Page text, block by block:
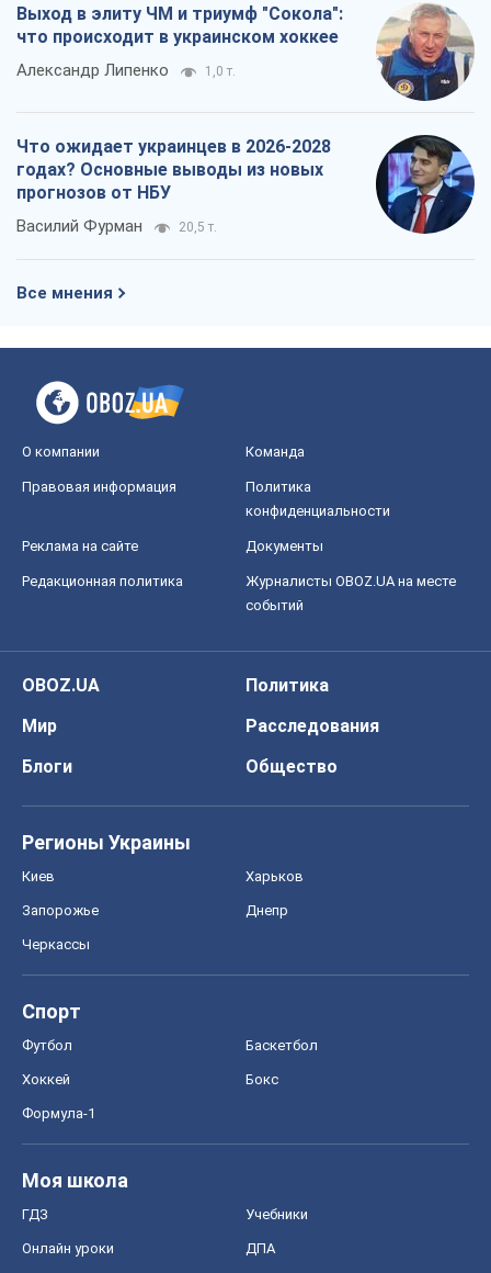
Выход в элиту ЧМ и триумф "Сокола":
что происходит в украинском хоккее
Александр Липенко 1,0 т.
Что ожидает украинцев в 2026-2028
годах? Основные выводы из новых
прогнозов от НБУ
Василий Фурман 20,5 т.
Все мнения
О компании Команда
Правовая информация
Политика
конфиденциальности
Реклама на сайте Документы
Редакционная политика
Журналисты OBOZ.UA на месте
событий
OBOZ.UA
Политика
Мир
Расследования
Блоги
Общество
Регионы Украины
Киев Харьков
Запорожье Днепр
Черкассы
Спорт
Футбол Баскетбол
Хоккей Бокс
Формула-1
Моя школа
ГДЗ Учебники
Онлайн уроки ДПА